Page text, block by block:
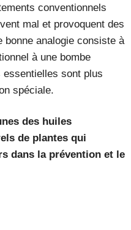
conventionnels
mal et provoquent des
analogie consiste à
à une bombe
sont plus
spéciale.
des huiles
de plantes qui
dans la prévention et le